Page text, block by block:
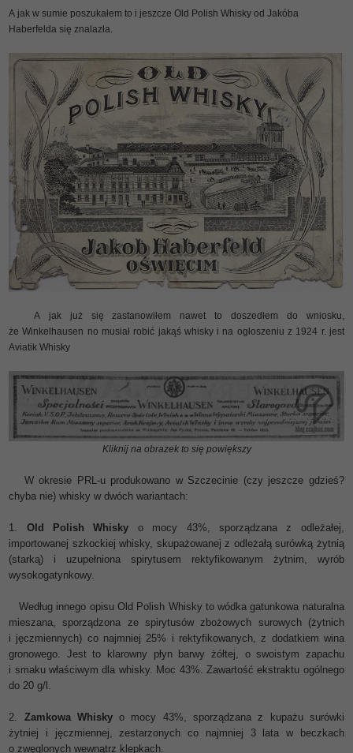
A jak w sumie poszukałem to i jeszcze Old Polish Whisky od Jakóba
Haberfelda się znalazła.
A jak już się zastanowiłem nawet to doszedłem do wniosku,
że Winkelhausen no musiał robić jakąś whisky i na ogłoszeniu z 1924 r. jest
Aviatik Whisky
Kliknij na obrazek to się powiększy
W okresie PRL-u produkowano w Szczecinie (czy jeszcze gdzieś?
chyba nie) whisky w dwóch wariantach:
1. Old Polish Whisky o mocy 43%, sporządzana z odleżałej,
importowanej szkockiej whisky, skupażowanej z odleżałą surówką żytnią
(starką) i uzupełniona spirytusem rektyfikowanym żytnim, wyrób
wysokogatynkowy.
Według innego opisu Old Polish Whisky to wódka gatunkowa naturalna
mieszana, sporządzona ze spirytusów zbożowych surowych (żytnich
i jęczmiennych) co najmniej 25% i rektyfikowanych, z dodatkiem wina
gronowego. Jest to klarowny płyn barwy żółtej, o swoistym zapachu
i smaku właściwym dla whisky. Moc 43%. Zawartość ekstraktu ogólnego
do 20 g/l.
2. Zamkowa Whiskyo mocy 43%, sporządzana z kupażu surówki
żytniej i jęczmiennej, zestarzonych co najmniej 3 lata w beczkach
o zwęglonych wewnątrz klepkach.